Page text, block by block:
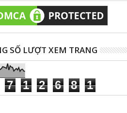
SỐ LƯỢT XEM TRANG
7 1 2 6 8 1